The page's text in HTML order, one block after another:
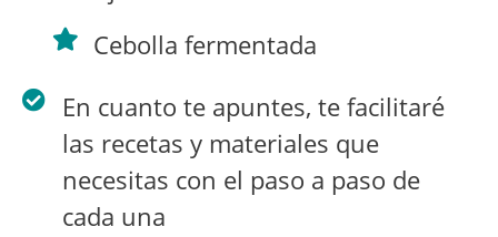
Cebolla fermentada
En cuanto te apuntes, te facilitaré
las recetas y materiales que
necesitas con el paso a paso de
cada una